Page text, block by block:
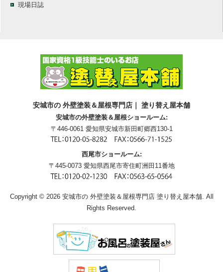
現場日誌
安城市の 外壁塗装＆屋根専門店｜ 塗り替え屋本舗
安城市の外壁塗装＆屋根ショールーム:
〒446-0061 愛知県安城市新田町郷西130-1
西尾市ショールーム:
〒445-0073 愛知県西尾市寄住町洲田11番地
Copyright © 2026 安城市の 外壁塗装＆屋根専門店 塗り替え屋本舗. All
Rights Reserved.